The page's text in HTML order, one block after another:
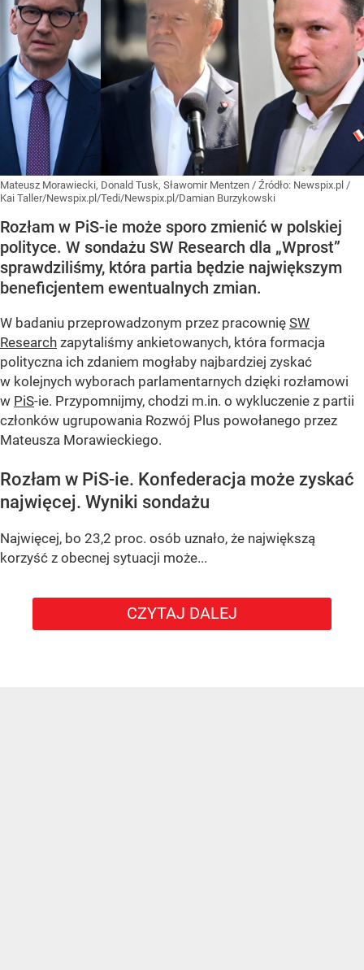
Mateusz Morawiecki, Donald Tusk, Sławomir Mentzen / Źródło: Newspix.pl /
Kai Taller/Newspix.pl/Tedi/Newspix.pl/Damian Burzykowski
Rozłam w PiS-ie może sporo zmienić w polskiej
polityce. W sondażu SW Research dla „Wprost”
sprawdziliśmy, która partia będzie największym
beneficjentem ewentualnych zmian.
W badaniu przeprowadzonym przez pracownię SW
Research zapytaliśmy ankietowanych, która formacja
polityczna ich zdaniem mogłaby najbardziej zyskać
w kolejnych wyborach parlamentarnych dzięki rozłamowi
w PiS-ie. Przypomnijmy, chodzi m.in. o wykluczenie z partii
członków ugrupowania Rozwój Plus powołanego przez
Mateusza Morawieckiego.
Rozłam w PiS-ie. Konfederacja może zyskać
najwięcej. Wyniki sondażu
Najwięcej, bo 23,2 proc. osób uznało, że największą
korzyść z obecnej sytuacji może...
CZYTAJ DALEJ